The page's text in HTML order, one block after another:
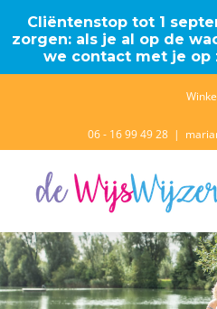
inhoud
06 - 16 99 49 28 |
Cliëntenstop tot 1
zorgen: als je al op de
we contact met je op